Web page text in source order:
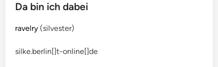
Da bin ich dabei
ravelry (silvester)
silke.berlin[]t-online[]de